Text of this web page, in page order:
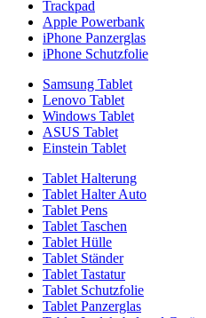
Trackpad
Apple Powerbank
iPhone Panzerglas
iPhone Schutzfolie
Samsung Tablet
Lenovo Tablet
Windows Tablet
ASUS Tablet
Einstein Tablet
Tablet Halterung
Tablet Halter Auto
Tablet Pens
Tablet Taschen
Tablet Hülle
Tablet Ständer
Tablet Tastatur
Tablet Schutzfolie
Tablet Panzerglas